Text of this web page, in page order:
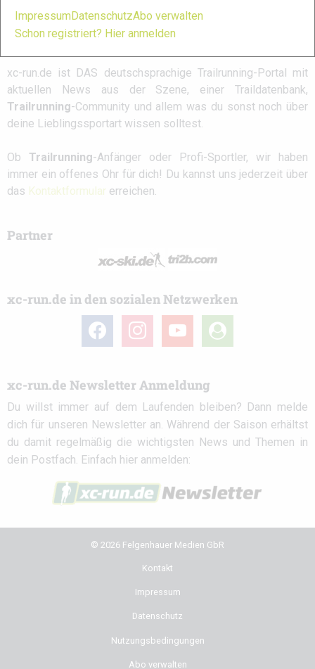
Schreibe einen Kommentar
xc-run.de ist DAS deutschsprachige Trailrunning-Portal mit
aktuellen News aus der Szene, einer Traildatenbank,
Trailrunning-Community und allem was du sonst noch über
deine Lieblingssportart wissen solltest.
Ob Trailrunning-Anfänger oder Profi-Sportler, wir haben
immer ein offenes Ohr für dich! Du kannst uns jederzeit über
das Kontaktformular erreichen.
Partner
xc-run.de in den sozialen Netzwerken
facebook instagramyoutube
user-
circle
xc-run.de Newsletter Anmeldung
Du willst immer auf dem Laufenden bleiben? Dann melde
dich für unseren Newsletter an. Während der Saison erhältst
du damit regelmäßig die wichtigsten News und Themen in
dein Postfach. Einfach hier anmelden:
© 2026 Felgenhauer Medien GbR
Kontakt
Impressum
Datenschutz
Nutzungsbedingungen
Abo verwalten
ImpressumDatenschutzAbo verwalten
Schon registriert? Hier anmelden